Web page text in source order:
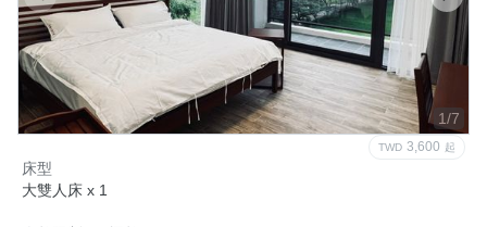
1/7
TWD 3,600 起
床型
大雙人床 x 1